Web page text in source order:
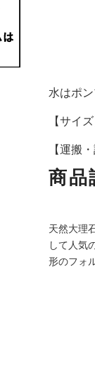
水はポ
【サイ
【運搬
商品
天然大理
して人気
形のフォ